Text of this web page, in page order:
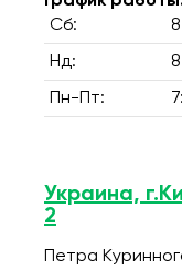
Сб:
Нд:
Пн-Пт:
Украина,
2
Петра